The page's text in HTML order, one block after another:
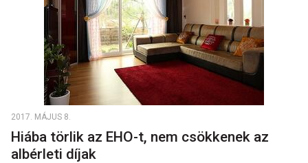
2017. MÁJUS 8.
Hiába törlik az EHO-t, nem csökkenek az
albérleti díjak